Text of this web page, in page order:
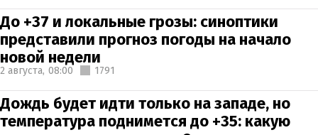
До +37 и локальные грозы: синоптики
представили прогноз погоды на начало
новой недели
2 августа, 08:00 1791
Дождь будет идти только на западе, но
температура поднимется до +35: какую